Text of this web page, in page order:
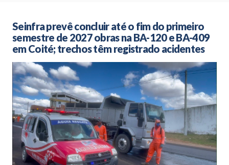
Seinfra prevê concluir até o fim do primeiro
semestre de 2027 obras na BA-120 e BA-409
em Coité; trechos têm registrado acidentes